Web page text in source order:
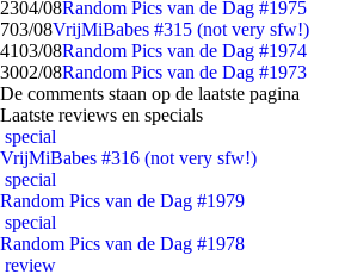
2304/08Random Pics van de Dag #1975
703/08VrijMiBabes #315 (not very sfw!)
4103/08Random Pics van de Dag #1974
3002/08Random Pics van de Dag #1973
De comments staan op de laatste pagina
Laatste reviews en specials
special
VrijMiBabes #316 (not very sfw!)
special
Random Pics van de Dag #1979
special
Random Pics van de Dag #1978
review